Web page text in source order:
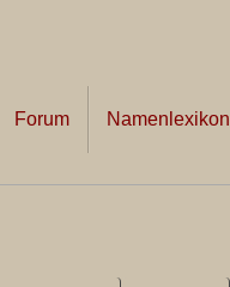
Forum Namenlexikon